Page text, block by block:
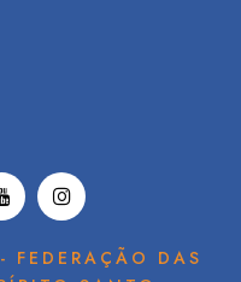
DAS